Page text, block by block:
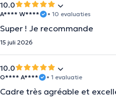
10.0
A**** W**** • 10 evaluaties
Super ! Je recommande
15 juli 2026
10.0
O**** A**** • 1 evaluatie
Cadre très agréable et